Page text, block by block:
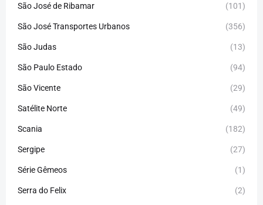
São José de Ribamar (101)
São José Transportes Urbanos (356)
São Judas (13)
São Paulo Estado (94)
São Vicente (29)
Satélite Norte (49)
Scania (182)
Sergipe (27)
Série Gêmeos (1)
Serra do Felix (2)